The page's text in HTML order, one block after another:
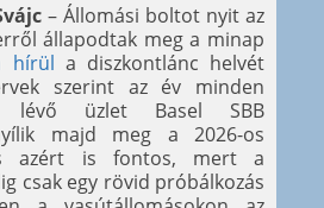
– Állomási boltot nyit az
állapodtak meg a minap
hírül a diszkontlánc helvét
szerint az év minden
lévő üzlet Basel SBB
majd meg a 2026-os
azért is fontos, mert a
csak egy rövid próbálkozás